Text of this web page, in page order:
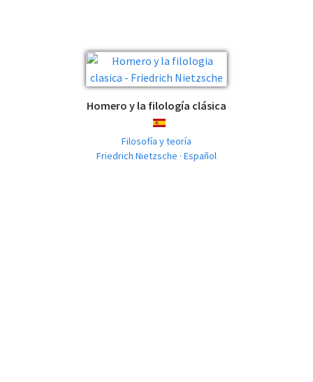
Homero y la filología clásica
ESPAÑOL
Filosofía y teoría
Friedrich Nietzsche · Español